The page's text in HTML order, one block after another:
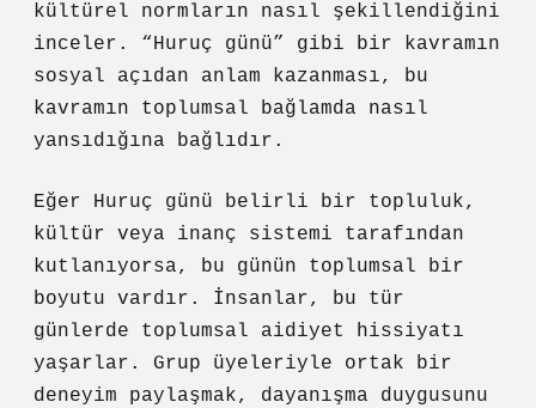
kültürel normların nasıl şekillendiğini
inceler. “Huruç günü” gibi bir kavramın
sosyal açıdan anlam kazanması, bu
kavramın toplumsal bağlamda nasıl
yansıdığına bağlıdır.
Eğer Huruç günü belirli bir topluluk,
kültür veya inanç sistemi tarafından
kutlanıyorsa, bu günün toplumsal bir
boyutu vardır. İnsanlar, bu tür
günlerde toplumsal aidiyet hissiyatı
yaşarlar. Grup üyeleriyle ortak bir
deneyim paylaşmak, dayanışma duygusunu